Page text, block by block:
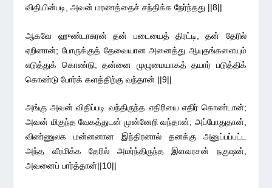
விதியின்படி, அவன் மரணத்தைச் சந்திக்க நேர்ந்தது ||8||
ஆகவே ஹுண்டாசுரன் தன் படையைத் திரட்டி, தன் தேரில்
ஏறினான்; போருக்குத் தேவையான அனைத்து ஆயுதங்களையும்
எடுத்துக் கொண்டு, தன்னை முழுமையாகத் தயார் படுத்திக்
கொண்டு போர்க் களத்திற்கு வந்தான் ||9||
அங்கு அவன் விதிப்படி வந்திருந்த எதிரியை எதிர் கொண்டான்;
அவன் மிகுந்த வேகத்துடன் முன்னேறி வந்தான்; அப்போதுதான்,
விண்ணுலக மன்னனான இந்திரனால் தனக்கு அனுப்பப்பட்ட
அந்த வீரமிக்க தேரில் அமர்ந்திருந்த இளவரசன் நகுஷன்,
அவனைப் பார்த்தான்||10||